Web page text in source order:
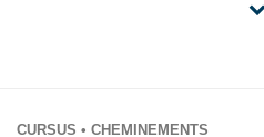
CURSUS • CHEMINEMENTS